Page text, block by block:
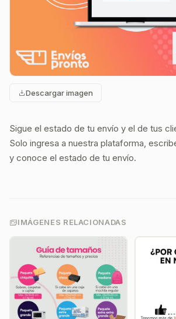
Descargar imagen
Sigue el estado de tu envío y el de tus
Solo ingresa a nuestra plataforma,
y conoce el estado de tu envío.
IMÁGENES RELACIONADAS